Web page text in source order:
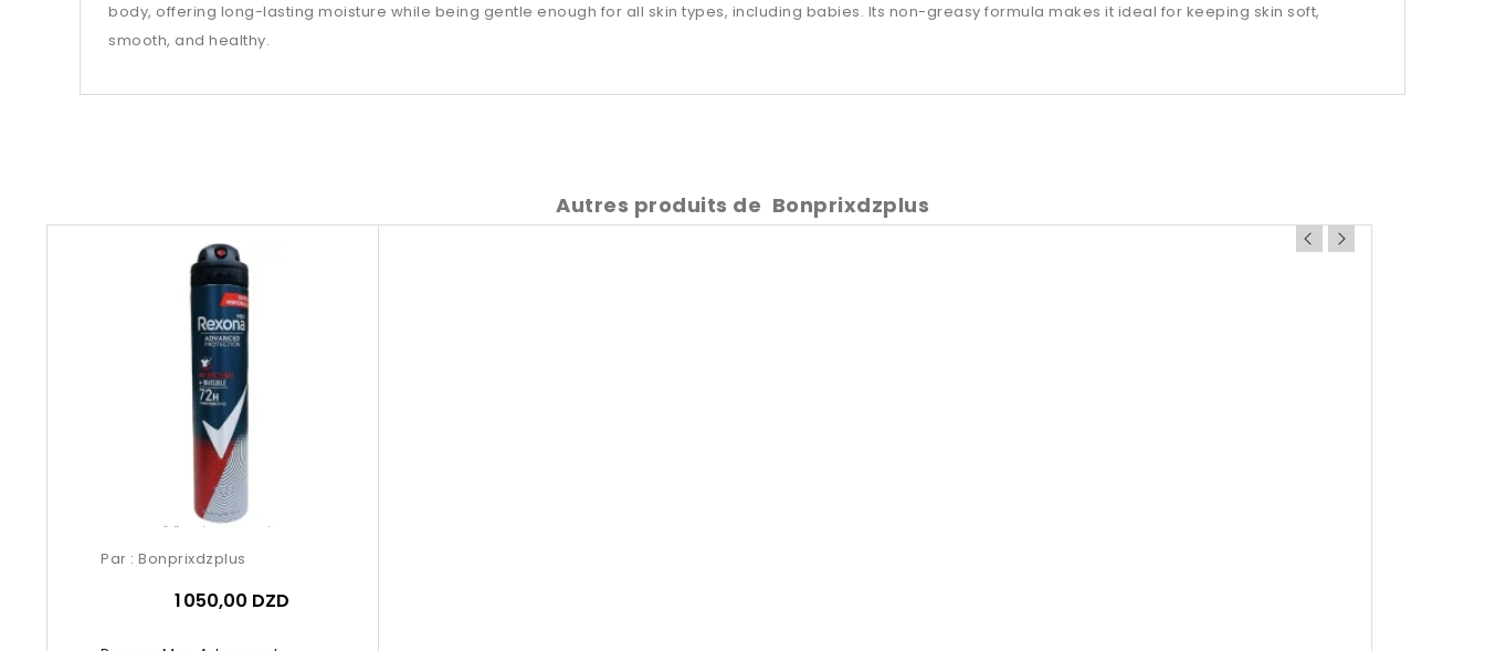
body, offering long-lasting moisture while being gentle enough for all skin types, including babies. Its non-greasy formula makes it ideal for keeping skin soft,
smooth, and healthy.
Autres produits de Bonprixdzplus
Par : Bonprixdzplus
1 050,00 DZD